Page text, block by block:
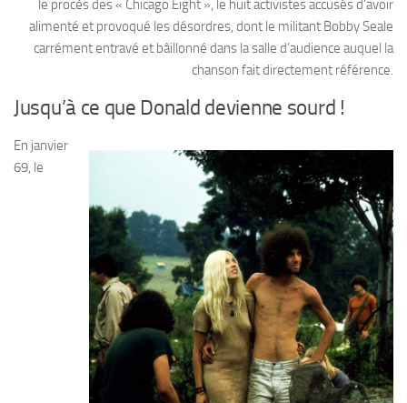
le procès des « Chicago Eight », le huit activistes accusés d’avoir
alimenté et provoqué les désordres, dont le militant Bobby Seale
carrément entravé et bâillonné dans la salle d’audience auquel la
chanson fait directement référence.
Jusqu’à ce que Donald devienne sourd !
En janvier
69, le